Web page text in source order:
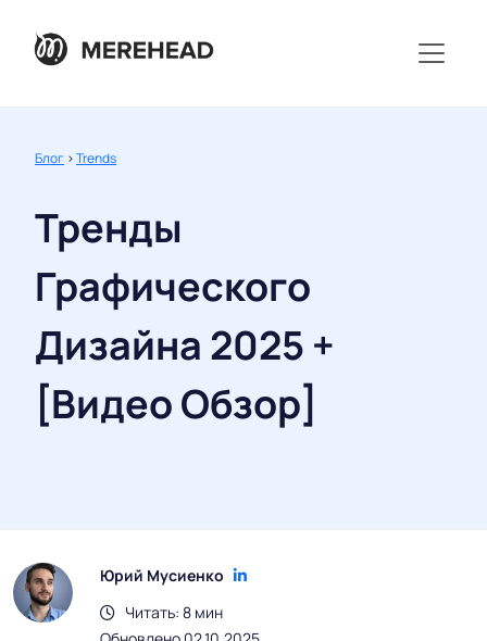
Блог >Trends
Тренды
Графического
Дизайна 2025 +
[Видео Обзор]
Юрий Мусиенко
Читать: 8 мин